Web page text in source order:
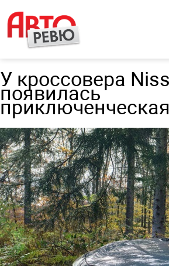
У кроссовера
появилась